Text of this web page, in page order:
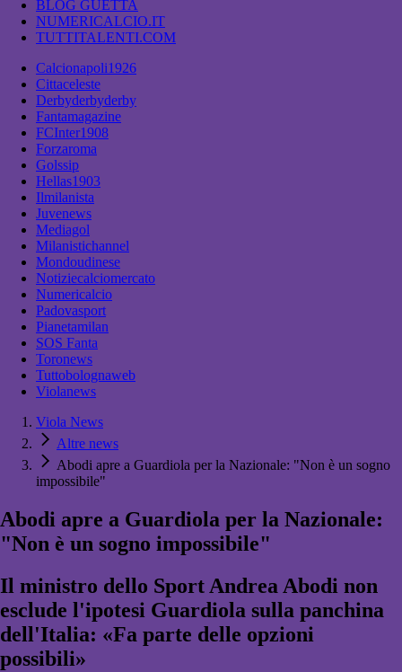
BLOG GUETTA
NUMERICALCIO.IT
TUTTITALENTI.COM
Calcionapoli1926
Cittaceleste
Derbyderbyderby
Fantamagazine
FCInter1908
Forzaroma
Golssip
Hellas1903
Ilmilanista
Juvenews
Mediagol
Milanistichannel
Mondoudinese
Notiziecalciomercato
Numericalcio
Padovasport
Pianetamilan
SOS Fanta
Toronews
Tuttobolognaweb
Violanews
Viola News
Altre news
Abodi apre a Guardiola per la Nazionale: "Non è un sogno
impossibile"
Abodi apre a Guardiola per la Nazionale:
"Non è un sogno impossibile"
Il ministro dello Sport Andrea Abodi non
esclude l'ipotesi Guardiola sulla panchina
dell'Italia: «Fa parte delle opzioni
possibili»